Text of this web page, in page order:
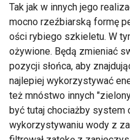
Tak jak w innych jego
mocno rzeźbiarską formę
ości rybiego szkieletu. W
ożywione. Będą zmieniać
pozycji słońca, aby
najlepiej wykorzystywać
też mnóstwo innych
być tutaj chociażby system
wykorzystywaniu wody z